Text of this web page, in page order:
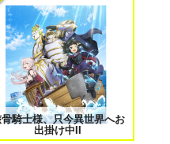
ゲの鬱エンドからヒロイン達を
救済したら 2
騎士様、只今異世界へお
出掛け中II